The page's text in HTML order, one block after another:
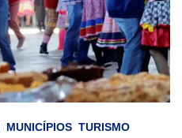
MUNICÍPIOS TURISMO